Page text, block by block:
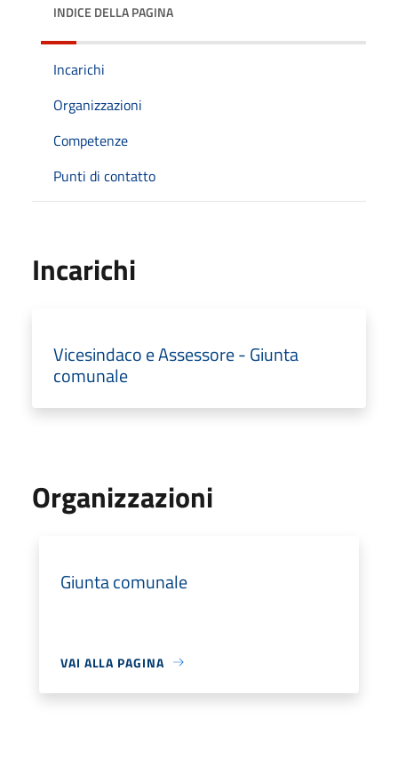
INDICE DELLA PAGINA
Incarichi
Organizzazioni
Competenze
Punti di contatto
Incarichi
Vicesindaco e Assessore - Giunta
comunale
Organizzazioni
Giunta comunale
VAI ALLA PAGINA